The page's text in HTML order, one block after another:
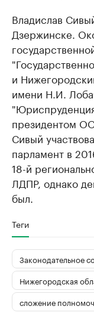
​Владислав
Дзержинске.
и
имени Н.И.
президентом
Сивый
парламент в
18-й
ЛДПР, однако
был.
Теги
Законодательное
Нижегородская
сложение